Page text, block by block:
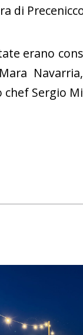
di
erano
chef Sergio